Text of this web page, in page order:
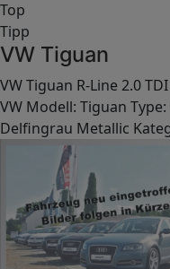
Top
Tipp
VW Tiguan
VW Tiguan R-Line 2.0
VW Modell: Tiguan
Delfingrau Metallic